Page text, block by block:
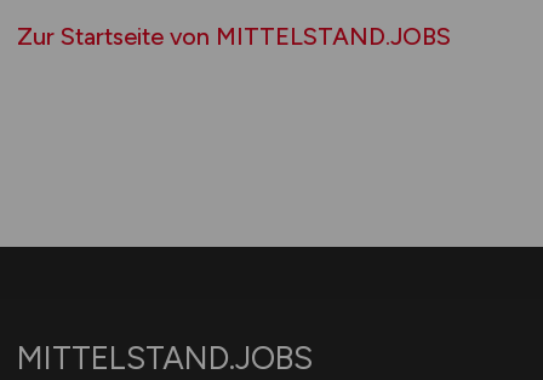
Zur Startseite von MITTELSTAND.JOBS
MITTELSTAND.JOBS